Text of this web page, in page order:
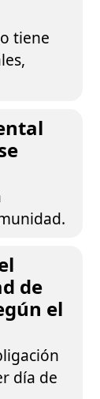
tiene
de
el
día de